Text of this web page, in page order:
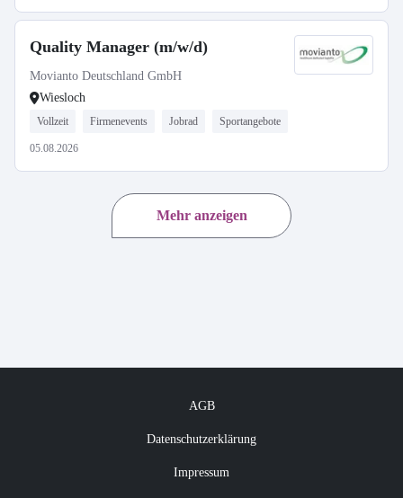
Quality Manager (m/w/d)
Movianto Deutschland GmbH
Wiesloch
Vollzeit Firmenevents Jobrad Sportangebote
05.08.2026
Mehr anzeigen
AGB
Datenschutzerklärung
Impressum